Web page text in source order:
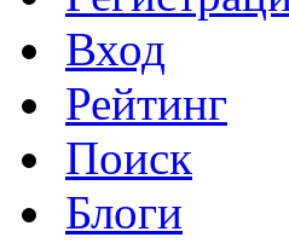
Вход
Рейтинг
Поиск
Блоги